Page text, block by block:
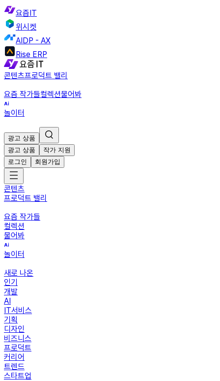
요즘IT
위시켓
AIDP - AX
Rise ERP
콘텐츠프로덕트 밸리
요즘 작가들컬렉션물어봐
놀이터
광고 상품
광고 상품
작가 지원
로그인
회원가입
콘텐츠
프로덕트 밸리
요즘 작가들
컬렉션
물어봐
놀이터
새로 나온
인기
개발
AI
IT서비스
기획
디자인
비즈니스
프로덕트
커리어
트렌드
스타트업